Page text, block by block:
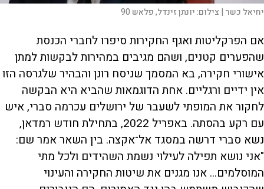
יחיאל כשר | צילום:יונתן זינדל, פלאש 90
אם הפרקליטות ואגף החקירות סיפרו לחברי הכנסת
שהפערים קטנים, ושהם מגיבים במהירות לבקשות למתן
אישורי חקירה, בא המסמך שניסח רונן והבהיר שלגרסה הזו
אין ידיים ורגליים. אחת הדוגמאות שהביא היא הבקשה
לחקור את המופתי לשעבר של ירושלים עכרמה סברי, איש
עם רקע בהסתה. באפריל 2022, בתחילת חודש רמדאן,
נשא סברי דרשה במסגד אל־אקצה. בין השאר אמר שם:
"אני נושא תפילה לעילוי נשמת השהידים ולכל מתי
המוסלמים... אנו מגנים את שיטות החקירה והעינוי